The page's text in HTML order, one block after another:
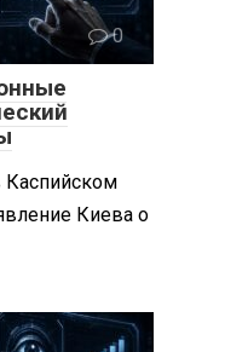
0
Каспийском
Киева о